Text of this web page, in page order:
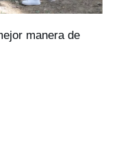
manera de